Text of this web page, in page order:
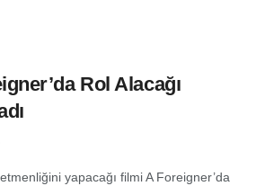
Rol Alacağı
yapacağı filmi A Foreigner’da